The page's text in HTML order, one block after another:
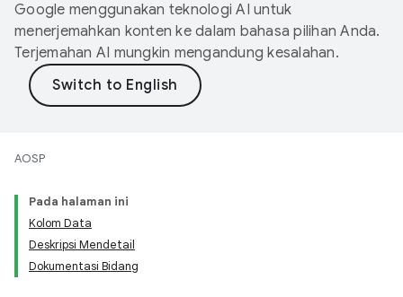
Google menggunakan teknologi AI untuk
menerjemahkan konten ke dalam bahasa pilihan Anda.
Terjemahan AI mungkin mengandung kesalahan.
AOSP
Pada halaman ini
Kolom Data
Deskripsi Mendetail
Dokumentasi Bidang